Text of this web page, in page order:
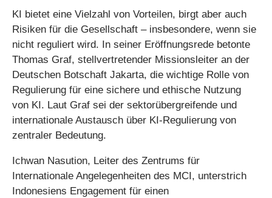
KI bietet eine Vielzahl von Vorteilen, birgt aber auch
Risiken für die Gesellschaft – insbesondere, wenn sie
nicht reguliert wird. In seiner Eröffnungsrede betonte
Thomas Graf, stellvertretender Missionsleiter an der
Deutschen Botschaft Jakarta, die wichtige Rolle von
Regulierung für eine sichere und ethische Nutzung
von KI. Laut Graf sei der sektorübergreifende und
internationale Austausch über KI-Regulierung von
zentraler Bedeutung.
Ichwan Nasution, Leiter des Zentrums für
Internationale Angelegenheiten des MCI, unterstrich
Indonesiens Engagement für einen